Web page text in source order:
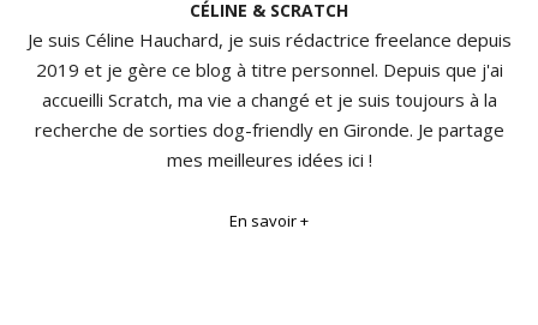
CÉLINE & SCRATCH
Je suis Céline Hauchard, je suis rédactrice freelance depuis
2019 et je gère ce blog à titre personnel. Depuis que j'ai
accueilli Scratch, ma vie a changé et je suis toujours à la
recherche de sorties dog-friendly en Gironde. Je partage
mes meilleures idées ici !
En savoir +